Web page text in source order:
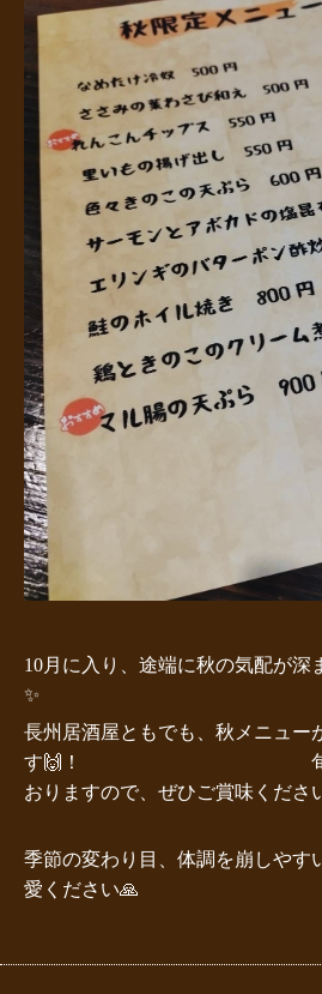
10月に入り、途端に秋の気配が深
✨
長州居酒屋ともでも、秋メニュー
す🙌！
おりますので、ぜひご賞味くださ
季節の変わり目、体調を崩しやす
愛ください🙏